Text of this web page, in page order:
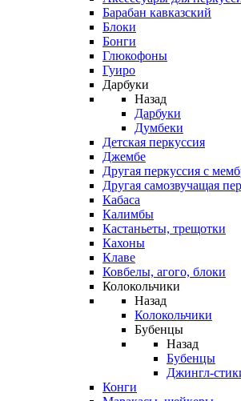
Барабан кавказский
Блоки
Бонги
Глюкофоны
Гуиро
Дарбуки
Назад
Дарбуки
Думбеки
Детская перкуссия
Джембе
Другая перкуссия с
Другая самозвучащая
Кабаса
Калимбы
Кастаньеты, трещотки
Кахоны
Клаве
Ковбелы, агого, блоки
Колокольчики
Назад
Колокольчики
Бубенцы
Назад
Бубенцы
Джингл-
Конги